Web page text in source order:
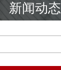
新闻动态